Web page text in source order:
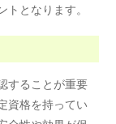
となります。
することが重要
資格を持ってい